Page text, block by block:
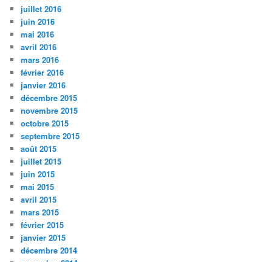
juillet 2016
juin 2016
mai 2016
avril 2016
mars 2016
février 2016
janvier 2016
décembre 2015
novembre 2015
octobre 2015
septembre 2015
août 2015
juillet 2015
juin 2015
mai 2015
avril 2015
mars 2015
février 2015
janvier 2015
décembre 2014